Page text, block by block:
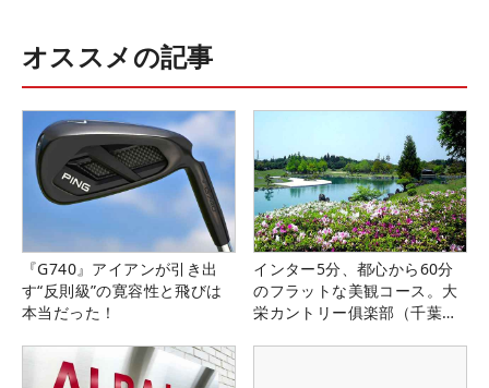
オススメの記事
『G740』アイアンが引き出
す“反則級”の寛容性と飛びは
本当だった！
インター5分、都心から60分
のフラットな美観コース。大
栄カントリー俱楽部（千葉